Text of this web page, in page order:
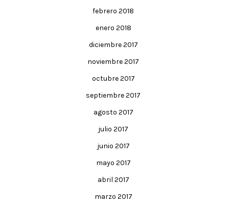
febrero 2018
enero 2018
diciembre 2017
noviembre 2017
octubre 2017
septiembre 2017
agosto 2017
julio 2017
junio 2017
mayo 2017
abril 2017
marzo 2017